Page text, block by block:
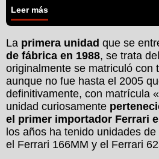
Leer más
La primera unidad que se
de fábrica en 1988, se trata del
originalmente se matriculó con
aunque no fue hasta el 2005
definitivamente, con matrícula
unidad curiosamente
el primer importador Ferrari
los años ha tenido unidades
el Ferrari 166MM y el Ferrari